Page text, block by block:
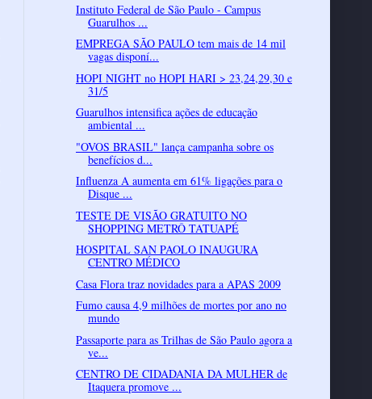
Instituto Federal de São Paulo - Campus
Guarulhos ...
EMPREGA SÃO PAULO tem mais de 14 mil
vagas disponí...
HOPI NIGHT no HOPI HARI > 23,24,29,30 e
31/5
Guarulhos intensifica ações de educação
ambiental ...
"OVOS BRASIL" lança campanha sobre os
benefícios d...
Influenza A aumenta em 61% ligações para o
Disque ...
TESTE DE VISÃO GRATUITO NO
SHOPPING METRÔ TATUAPÉ
HOSPITAL SAN PAOLO INAUGURA
CENTRO MÉDICO
Casa Flora traz novidades para a APAS 2009
Fumo causa 4,9 milhões de mortes por ano no
mundo
Passaporte para as Trilhas de São Paulo agora a
ve...
CENTRO DE CIDADANIA DA MULHER de
Itaquera promove ...